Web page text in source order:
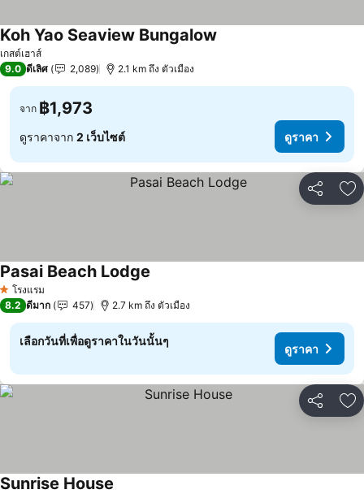
เกสต์เฮาส์
Koh Yao Seaview Bungalow
9.0 ดีเลิศ 2,089 2.1 km ถึง ตัวเมือง
จาก ฿1,973
ดูราคาจาก 2 เว็บไซต์ ดูราคา
แชร์ เ
1 ดาวโรงแรม
Pasai Beach Lodge
8.2 ดีมาก 457 2.7 km ถึง ตัวเมือง
เลือกวันที่เพื่อดูราคาในวันนั้นๆ
ดูราคา
แชร์ เ
Sunrise House